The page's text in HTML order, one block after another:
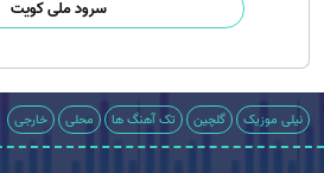
سرود ملی کویت
نیلی موزیک گلچین تک آهنگ ها محلی خارجی